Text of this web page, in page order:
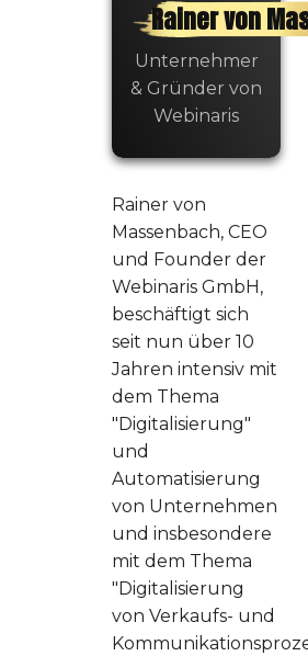
Rainer von
Unternehmer
& Gründer von
Webinaris
Rainer von
Massenbach, CEO
und Founder der
Webinaris GmbH,
beschäftigt sich
seit nun über 10
Jahren intensiv mit
dem Thema
"Digitalisierung"
und
Automatisierung
von Unternehmen
und insbesondere
mit dem Thema
"Digitalisierung
von Verkaufs- und